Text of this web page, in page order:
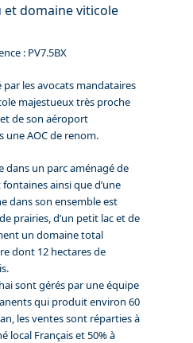
et domaine viticole
: PV7.5BX
les avocats mandataires
majestueux très proche
de son aéroport
une AOC de renom.
dans un parc aménagé de
ainsi que d’une
dans son ensemble est
prairies, d’un petit lac et de
un domaine total
dont 12 hectares de
sont gérés par une équipe
qui produit environ 60
les ventes sont réparties à
local Français et 50% à